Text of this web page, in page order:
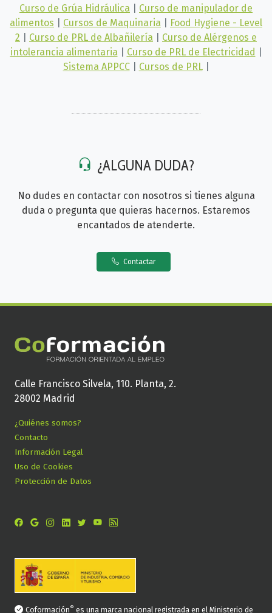
Curso de Grúa Hidráulica
Curso de manipulador de
alimentos
Cursos de Maquinaria
Food Hygiene - Level
2
Curso de PRL de Albañilería
Curso de Alérgenos e
intolerancia alimentaria
Curso de PRL de Electricidad
Sistema APPCC
Cursos de PRL
¿ALGUNA DUDA?
No dudes en contactar con nosotros si tienes alguna
duda o pregunta que quieras hacernos. Estaremos
encantados de atenderte.
Contactar
Calle Francisco Silvela, 110. Planta, 2.
28002 Madrid
¿Quiénes somos?
Contacto
Información Legal
Uso de Cookies
Protección de Datos
Coformación® es una marca nacional registrada en el Ministerio de